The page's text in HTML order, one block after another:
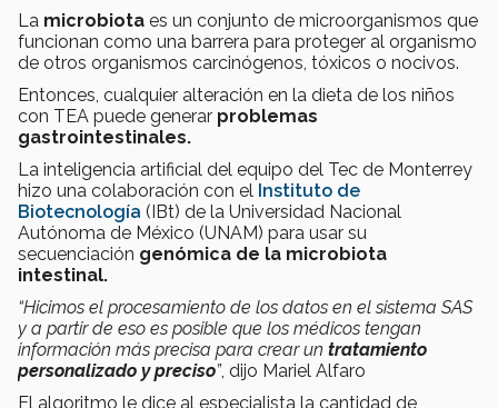
La microbiota es un conjunto de microorganismos que
funcionan como una barrera para proteger al organismo
de otros organismos carcinógenos, tóxicos o nocivos.
Entonces, cualquier alteración en la dieta de los niños
con TEA puede generar problemas
gastrointestinales.
La inteligencia artificial del equipo del Tec de Monterrey
hizo una colaboración con el Instituto de
Biotecnología (IBt) de la Universidad Nacional
Autónoma de México (UNAM) para usar su
secuenciación genómica de la microbiota
intestinal.
“Hicimos el procesamiento de los datos en el sistema SAS
y a partir de eso es posible que los médicos tengan
información más precisa para crear un tratamiento
personalizado y preciso”, dijo Mariel Alfaro
El algoritmo le dice al especialista la cantidad de